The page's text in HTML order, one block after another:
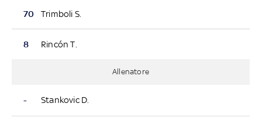
70 Trimboli S.
8 Rincón T.
Allenatore
- Stankovic D.